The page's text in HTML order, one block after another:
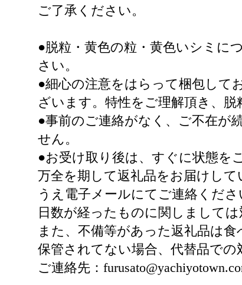
ご了承ください。
●脱粒・黄色の粒・黄色いシミに
さい。
●細心の注意をはらって梱包して
ざいます。特性をご理解頂き、脱
●事前のご連絡がなく、ご不在が
せん。
●お受け取り後は、すぐに状態を
万全を期して返礼品をお届けし
うえ電子メールにてご連絡くださ
日数が経ったものに関しまして
また、不備等があった返礼品は
保管されてない場合、代替品での
ご連絡先：